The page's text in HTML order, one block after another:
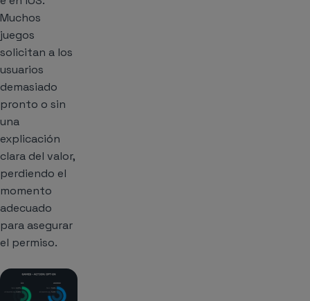
Muchos
juegos
solicitan a los
usuarios
demasiado
pronto o sin
una
explicación
clara del valor,
perdiendo el
momento
adecuado
para asegurar
el permiso.